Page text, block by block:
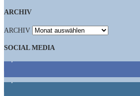
ARCHIV
ARCHIV
SOCIAL MEDIA